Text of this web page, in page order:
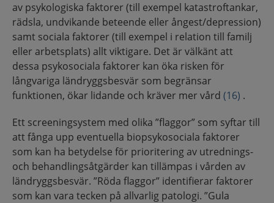
av psykologiska faktorer (till exempel katastroftankar,
rädsla, undvikande beteende eller ångest/depression)
samt sociala faktorer (till exempel i relation till familj
eller arbetsplats) allt viktigare. Det är välkänt att
dessa psykosociala faktorer kan öka risken för
långvariga ländryggsbesvär som begränsar
funktionen, ökar lidande och kräver mer vård (16) .
Ett screeningsystem med olika ”flaggor” som syftar till
att fånga upp eventuella biopsykosociala faktorer
som kan ha betydelse för prioritering av utrednings-
och behandlingsåtgärder kan tillämpas i vården av
ländryggsbesvär. ”Röda flaggor” identifierar faktorer
som kan vara tecken på allvarlig patologi. ”Gula